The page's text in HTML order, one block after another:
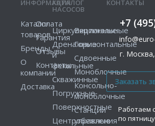
КОНТАКТЫ
+7
г.
Работаем
по
ИНФОРМАЦИЯ
Каталог
товаров
Бренды
О
компании
Доставка
Оплата
Гарантия
Отзывы
Контакты
КАТАЛОГ
НАСОСОВ
Циркуляционные
Дренажные
и
фекальные
Скважинные
Погружные
Поверхностные
Центробежные
Вертикальные
Горизонтальные
Сдвоенные
Моноблочные
Консольно-
моноблочные
Станции
управления